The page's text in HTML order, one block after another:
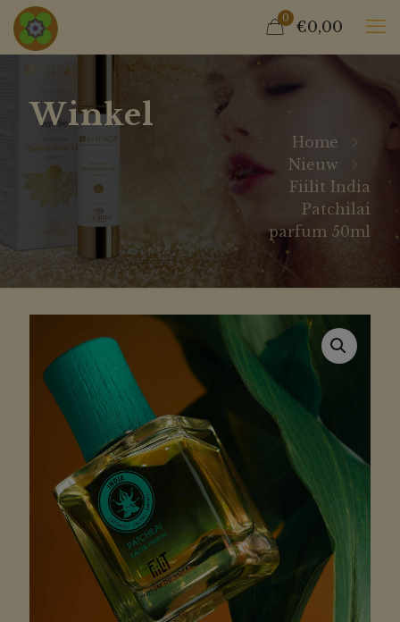
0 €0,00
Winkel
Home
Nieuw
Fiilit India
Patchilai
parfum 50ml